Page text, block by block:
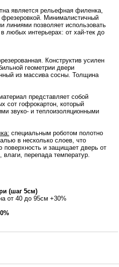
является рельефная филенка,
фрезеровкой. Минималистичный
линиями позволяет использовать
любых интерьерах: от хай-тек до
Конструктив усилен
геометрии двери
из массива сосны. Толщина
представляет собой
сот гофрокартон, который
звуко- и теплоизоляционными
специальным роботом полотно
в несколько слоев, что
поверхность и защищает дверь от
перепада температур.
(шаг 5см)
от 40 до 95см +30%